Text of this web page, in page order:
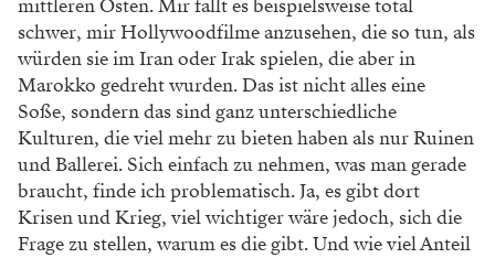
mittleren Osten. Mir fällt es beispielsweise total
schwer, mir Hollywoodfilme anzusehen, die so tun, als
würden sie im Iran oder Irak spielen, die aber in
Marokko gedreht wurden. Das ist nicht alles eine
Soße, sondern das sind ganz unterschiedliche
Kulturen, die viel mehr zu bieten haben als nur Ruinen
und Ballerei. Sich einfach zu nehmen, was man gerade
braucht, finde ich problematisch. Ja, es gibt dort
Krisen und Krieg, viel wichtiger wäre jedoch, sich die
Frage zu stellen, warum es die gibt. Und wie viel Anteil